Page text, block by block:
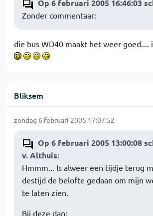
Op 6 februari 2005 16:46:03
Zonder commentaar:
die bus WD40 maakt het weer
Bliksem
zondag 6 februari 2005 17:07:52
Op 6 februari 2005 13:00:08
v. Althuis:
Hmmm... Is alweer een tijdje terug
destijd de belofte gedaan om mijn
te laten zien.
Bij deze dan: